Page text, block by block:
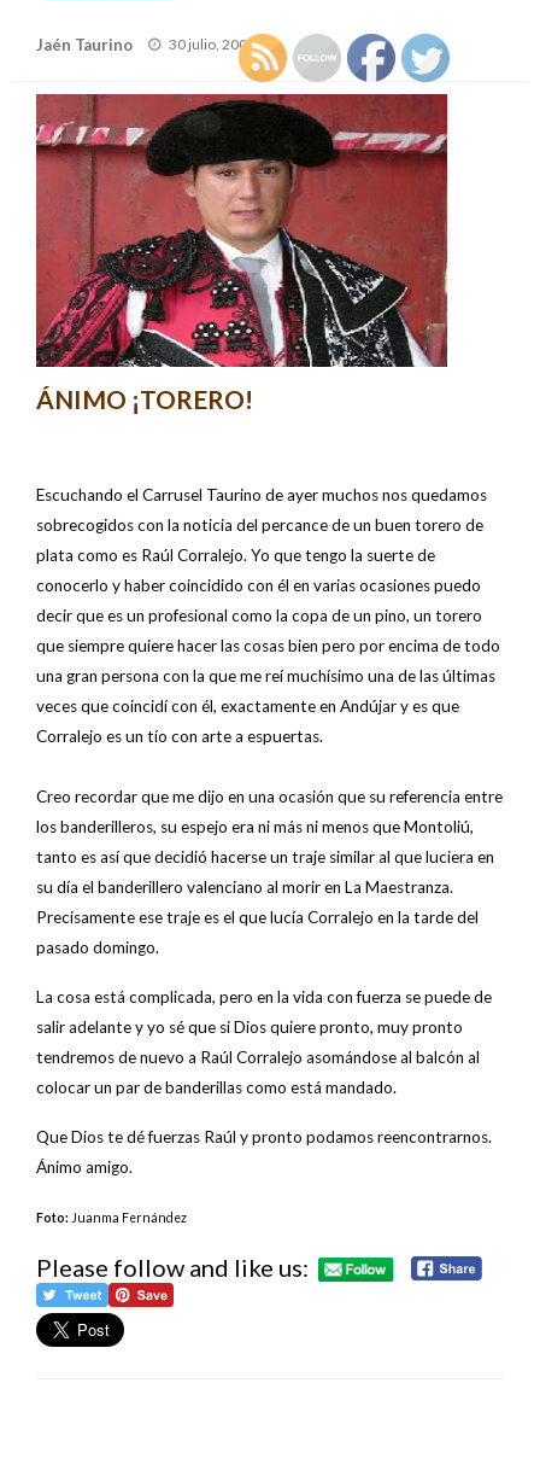
Jaén Taurino
Publicado
30 julio, 2007
ÁNIMO ¡TORERO!
Escuchando el Carrusel Taurino de ayer muchos nos quedamos
sobrecogidos con la noticia del percance de un buen torero de
plata como es Raúl Corralejo. Yo que tengo la suerte de
conocerlo y haber coincidido con él en varias ocasiones puedo
decir que es un profesional como la copa de un pino, un torero
que siempre quiere hacer las cosas bien pero por encima de todo
una gran persona con la que me reí muchísimo una de las últimas
veces que coincidí con él, exactamente en Andújar y es que
Corralejo es un tío con arte a espuertas.
Creo recordar que me dijo en una ocasión que su referencia entre
los banderilleros, su espejo era ni más ni menos que Montoliú,
tanto es así que decidió hacerse un traje similar al que luciera en
su día el banderillero valenciano al morir en La Maestranza.
Precisamente ese traje es el que lucía Corralejo en la tarde del
pasado domingo.
La cosa está complicada, pero en la vida con fuerza se puede de
salir adelante y yo sé que si Dios quiere pronto, muy pronto
tendremos de nuevo a Raúl Corralejo asomándose al balcón al
colocar un par de banderillas como está mandado.
Que Dios te dé fuerzas Raúl y pronto podamos reencontrarnos.
Ánimo amigo.
Foto: Juanma Fernández
Please follow and like us: